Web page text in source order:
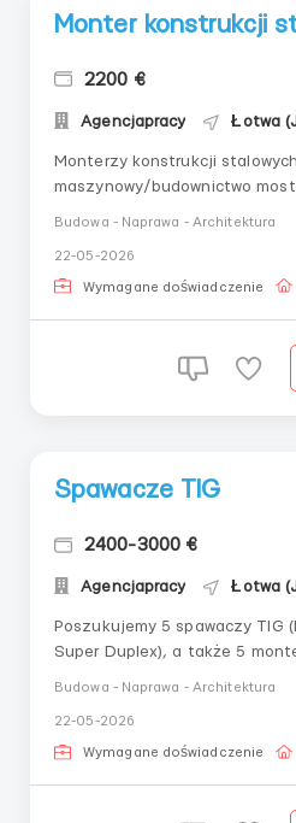
Monter konstrukcji
2200 €
Agencjapracy Łotwa
Monterzy konstrukcji stalowych
maszynowy/budownictwo
pomiarowych, minimum 2-letnie
Wynagrodzenie 1920-2380
Budowa - Naprawa - Architektura
22-05-2026
Wymagane doświadczenie
Spawacze TIG
2400-3000 €
Agencjapracy Łotwa
Poszukujemy 5 spawaczy TIG
Super Duplex), a także 5
za godzinę.Praca od 240-300
miesięcznie.Zakwaterowanie,
Budowa - Naprawa - Architektura
22-05-2026
Wymagane doświadczenie